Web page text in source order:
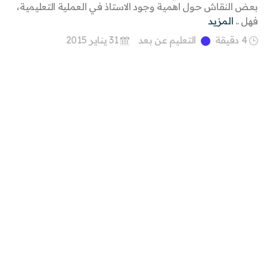
بعض النقاش حول اهمية وجود الاستاذ في العملية التعليمية،
فهل .. المزيد
4 دقيقة
التعليم عن بعد 31 يناير 2015